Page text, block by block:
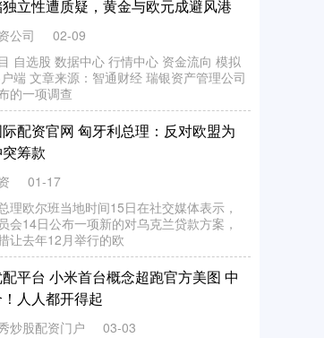
立性遭质疑，黄金与欧元成避风港
公司 02-09
自选股 数据中心 行情中心 资金流向 模拟
端 文章来源：智通财经 瑞银资产管理公司
的一项调查
配资官网 匈牙利总理：反对欧盟为
筹款
01-17
理欧尔班当地时间15日在社交媒体表示，
会14日公布一项新的对乌克兰贷款方案，
让去年12月举行的欧
平台 小米首台概念超跑官方美图 中
人人都开得起
炒股配资门户 03-03